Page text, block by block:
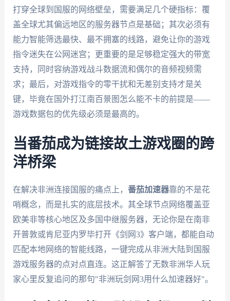
打穿全球到国服的网络壁垒，需要满足几个硬指标：覆
盖全球尤其偏远地区的服务器节点是基础；其次必须有
能力智能筛选最快、最不拥塞的线路，避免让你的游戏
指令迷失在公网迷宫；更重要的是足够稳定强大的带宽
支持，同时容纳游戏战斗数据流和偶尔的音频视频需
求；最后，对游戏指令的零干扰和无差别支持才是关
键，毕竟在国外打江南百景图怎么能不卡的前提是——
游戏数据包的优先级必须是最高的。
当番茄成为链接故土游戏圈的跨
洋桥梁
在解决非洲连接国服的痛点上， 番茄加速器靠的不是花
哨概念，而是扎实的底层技术。其全球节点网络覆盖亚
欧美非等核心地区及多国中继服务器，无论你是在南非
开普敦或肯尼亚内罗毕打开《剑网3》客户端，都能自动
匹配本地网络的智能线路，一键完成从非洲大陆到国服
游戏服务器的点对点直连。这正解答了无数非洲华人玩
家心里反复追问的那句"非洲玩剑网3用什么加速器好"。